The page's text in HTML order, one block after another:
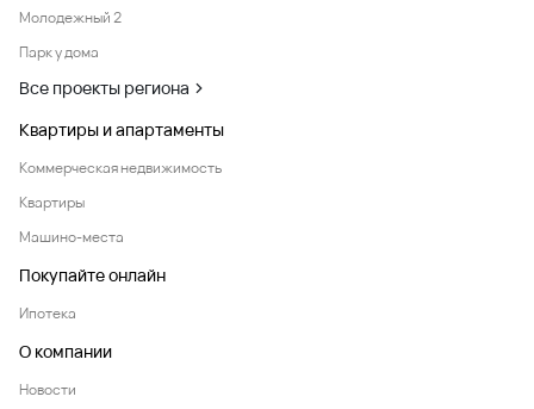
Молодежный 2
Парк у дома
Все проекты региона
Квартиры и апартаменты
Коммерческая недвижимость
Квартиры
Машино-места
Покупайте онлайн
Ипотека
О компании
Новости